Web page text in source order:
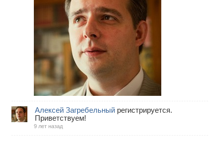
Алексей Загребельныйрегистрируется.
Приветствуем!
9 лет назад